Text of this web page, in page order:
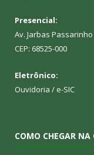
Presencial:
Av. Jarbas
CEP: 68525-000
Eletrônico:
Ouvidoria / e-SIC
COMO CHEGAR